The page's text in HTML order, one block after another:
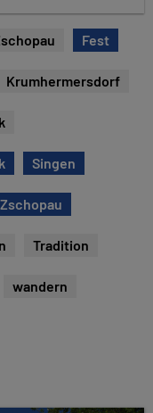
Fest
Krumhermersdorf
Singen
Tradition
wandern